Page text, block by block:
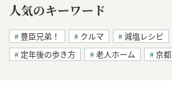
人気のキーワード
豊臣兄弟！ クルマ 減塩レシピ
定年後の歩き方
老人ホーム 京都